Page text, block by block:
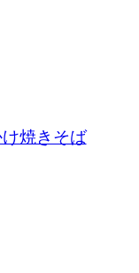
焼きそば